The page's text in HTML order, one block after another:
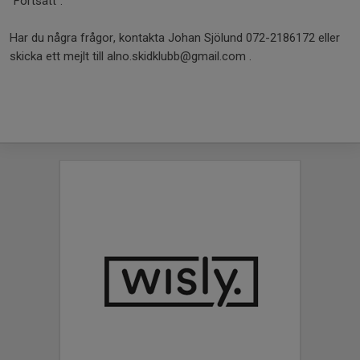
Har du några frågor, kontakta Johan Sjölund 072-2186172 eller
skicka ett mejlt till alno.skidklubb@gmail.com .